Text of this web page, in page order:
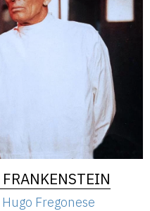
Hugo Fregonese